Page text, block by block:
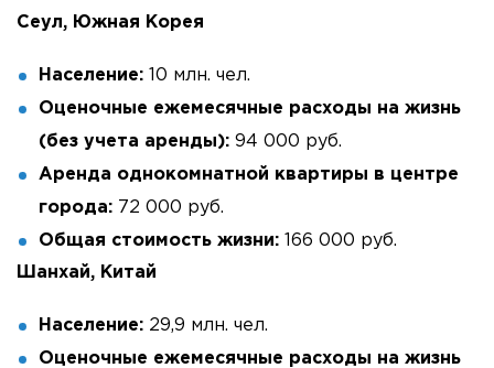
Сеул, Южная Корея
Население: 10 млн. чел.
Оценочные ежемесячные расходы на жизнь
(без учета аренды): 94 000 руб.
Аренда однокомнатной квартиры в центре
города: 72 000 руб.
Общая стоимость жизни: 166 000 руб.
Шанхай, Китай
Население: 29,9 млн. чел.
Оценочные ежемесячные расходы на жизнь